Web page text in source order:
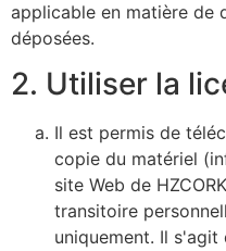
applicable en matière de
déposées.
2. Utiliser la
Il est permis de
copie du matériel
site Web de
transitoire
uniquement. Il